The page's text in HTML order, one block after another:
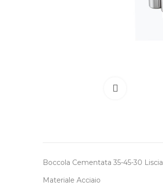
Boccola Cementata 35-45-30 Liscia
Materiale Acciaio